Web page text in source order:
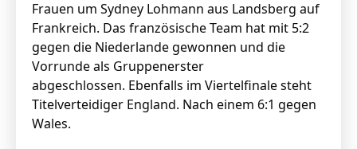
Frauen um Sydney Lohmann aus Landsberg auf
Frankreich. Das französische Team hat mit 5:2
gegen die Niederlande gewonnen und die
Vorrunde als Gruppenerster
abgeschlossen. Ebenfalls im Viertelfinale steht
Titelverteidiger England. Nach einem 6:1 gegen
Wales.